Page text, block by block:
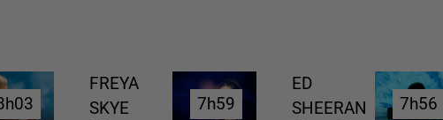
FREYA
SKYE
7h59
7h59
ED
SHEERAN
7h56
7h56